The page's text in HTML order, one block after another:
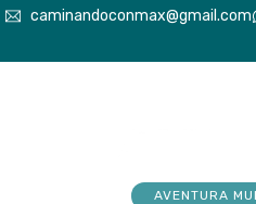
caminandoconmax@gmail.com
AVENTURA